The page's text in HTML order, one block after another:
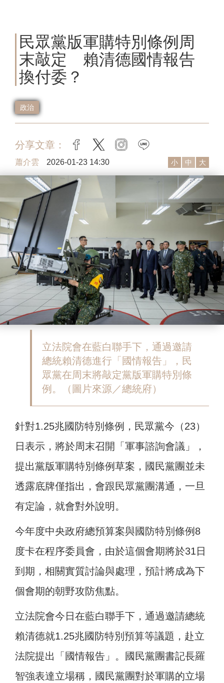
民眾黨版軍購特別條例周
末敲定 賴清德國情報告
換付委？
政治
分享文章： facebook
twitter instagram
蕭介雲 2026-01-23 14:30 小 中 大
立法院會在藍白聯手下，通過邀請
總統賴清德進行「國情報告」，民
眾黨在周末將敲定黨版軍購特別條
例。（圖片來源／總統府）
針對1.25兆國防特別條例，民眾黨今（23）
日表示，將於周末召開「軍事諮詢會議」，
提出黨版軍購特別條例草案，國民黨團並未
透露底牌僅指出，會跟民眾黨團溝通，一旦
有定論，就會對外說明。
今年度中央政府總預算案與國防特別條例8
度卡在程序委員會，由於這個會期將於31日
到期，相關實質討論與處理，預計將成為下
個會期的朝野攻防焦點。
立法院會今日在藍白聯手下，通過邀請總統
賴清德就1.25兆國防特別預算等議題，赴立
法院提出「國情報告」。國民黨團書記長羅
智強表達立場稱，國民黨團對於軍購的立場